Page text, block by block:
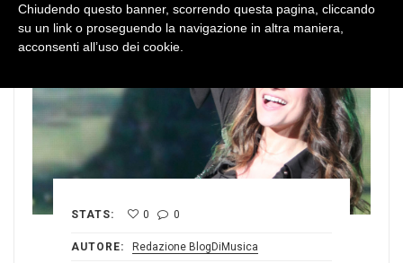
STATS: 0 0
AUTORE: Redazione BlogDiMusica
Chiudendo questo banner, scorrendo questa pagina, cliccando
su un link o proseguendo la navigazione in altra maniera,
acconsenti all’uso dei cookie.